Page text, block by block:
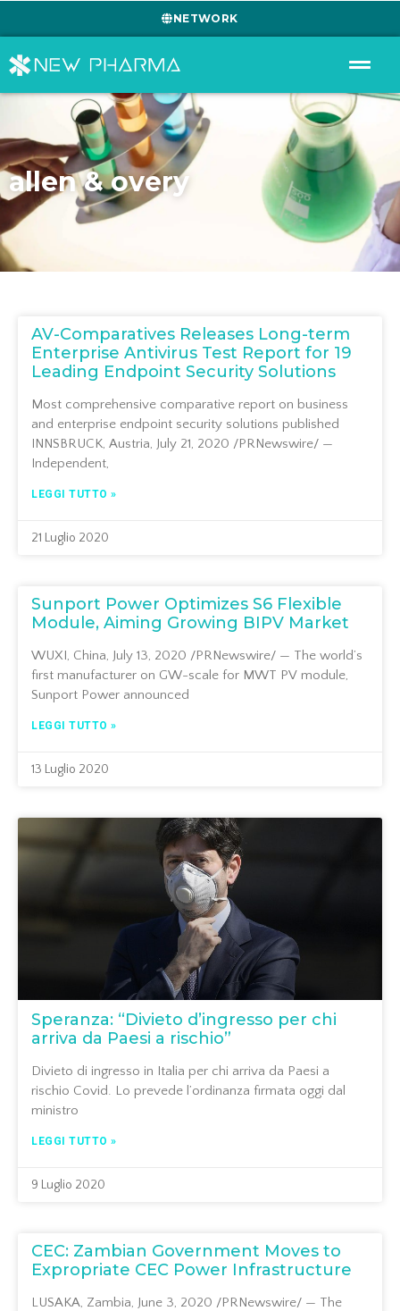
NETWORK
allen & overy
AV-Comparatives Releases Long-term
Enterprise Antivirus Test Report for 19
Leading Endpoint Security Solutions
Most comprehensive comparative report on business
and enterprise endpoint security solutions published
INNSBRUCK, Austria, July 21, 2020 /PRNewswire/ —
Independent,
LEGGI TUTTO »
21 Luglio 2020
Sunport Power Optimizes S6 Flexible
Module, Aiming Growing BIPV Market
WUXI, China, July 13, 2020 /PRNewswire/ — The world’s
first manufacturer on GW-scale for MWT PV module,
Sunport Power announced
LEGGI TUTTO »
13 Luglio 2020
Speranza: “Divieto d’ingresso per chi
arriva da Paesi a rischio”
Divieto di ingresso in Italia per chi arriva da Paesi a
rischio Covid. Lo prevede l’ordinanza firmata oggi dal
ministro
LEGGI TUTTO »
9 Luglio 2020
CEC: Zambian Government Moves to
Expropriate CEC Power Infrastructure
LUSAKA, Zambia, June 3, 2020 /PRNewswire/ — The